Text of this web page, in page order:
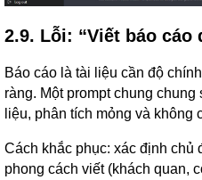
2.9. Lỗi: “Viết báo cáo
Báo cáo là tài liệu cần độ
ràng. Một prompt chung
liệu, phân tích mỏng và không
Cách khắc phục: xác định chủ
phong cách viết (khách quan,